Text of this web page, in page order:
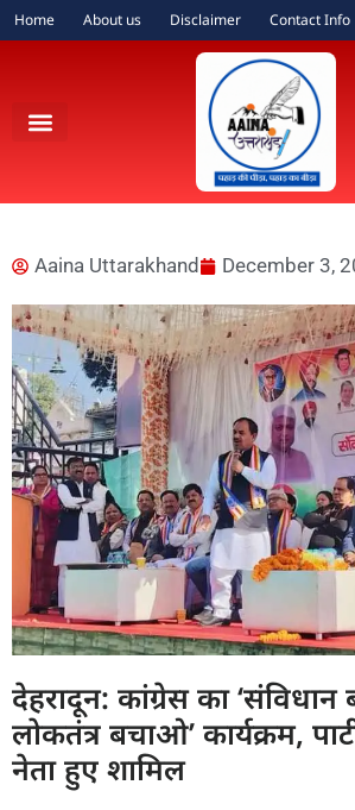
Home About us Disclaimer Contact Info
Aaina Uttarakhand December 3,
देहरादून: कांग्रेस का
लोकतंत्र बचाओ’ कार्यक्रम,
नेता हुए शामिल